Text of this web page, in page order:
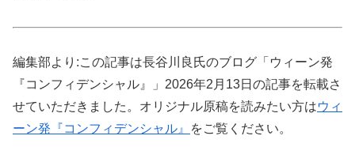
編集部より:この記事は長谷川良氏のブログ「ウィーン発
『コンフィデンシャル』」2026年2月13日の記事を転載さ
せていただきました。オリジナル原稿を読みたい方はウィ
ーン発『コンフィデンシャル』
をご覧ください。